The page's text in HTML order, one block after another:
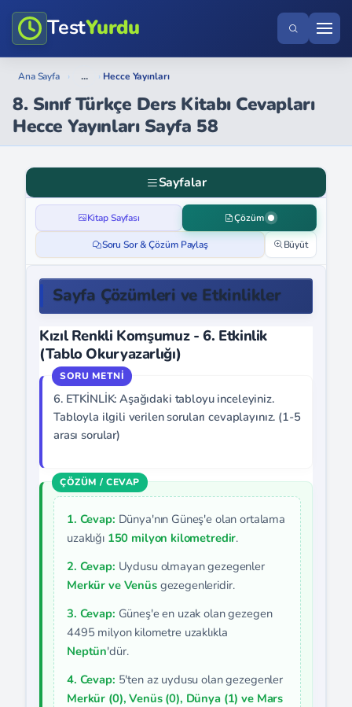
TestYurdu
Ana Sayfa › ... › Hecce Yayınları
8. Sınıf Türkçe Ders Kitabı Cevapları
Hecce Yayınları Sayfa 58
Sayfalar
Kitap Sayfası Çözüm
Soru Sor & Çözüm Paylaş Büyüt
Sayfa Çözümleri ve Etkinlikler
Kızıl Renkli Komşumuz - 6. Etkinlik
(Tablo Okuryazarlığı)
6. ETKİNLİK: Aşağıdaki tabloyu inceleyiniz.
Tabloyla ilgili verilen soruları cevaplayınız. (1-5
arası sorular)
1. Cevap: Dünya'nın Güneş'e olan ortalama
uzaklığı 150 milyon kilometredir.
2. Cevap: Uydusu olmayan gezegenler
Merkür ve Venüsgezegenleridir.
3. Cevap: Güneş'e en uzak olan gezegen
4495 milyon kilometre uzaklıkla
Neptün'dür.
4. Cevap: 5'ten az uydusu olan gezegenler
Merkür (0), Venüs (0), Dünya (1) ve Mars